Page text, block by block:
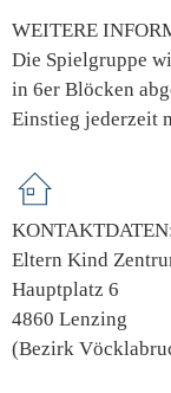
WEITERE
Die Spielgruppe
in 6er Blöcken
Einstieg jederzeit
Eltern Kind
Hauptplatz 6
4860 Lenzing
(Bezirk